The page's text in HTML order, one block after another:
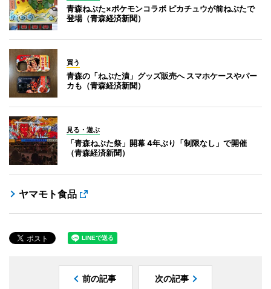
青森ねぶた×ポケモンコラボ ピカチュウが前ねぶたで
登場（青森経済新聞）
買う
青森の「ねぶた漬」グッズ販売へ スマホケースやパー
カも（青森経済新聞）
見る・遊ぶ
「青森ねぶた祭」開幕 4年ぶり「制限なし」で開催
（青森経済新聞）
ヤマモト食品
前の記事 次の記事